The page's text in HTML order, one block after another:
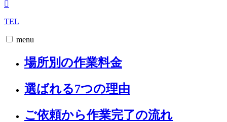
TEL
menu
場所別の作業料金
選ばれる7つの理由
ご依頼から作業完了の流れ